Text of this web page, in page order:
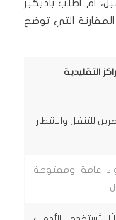
أم أطلب باديكير
التي توضح
التقليدية
للتنقل والانتظار
عامة ومفتوحة